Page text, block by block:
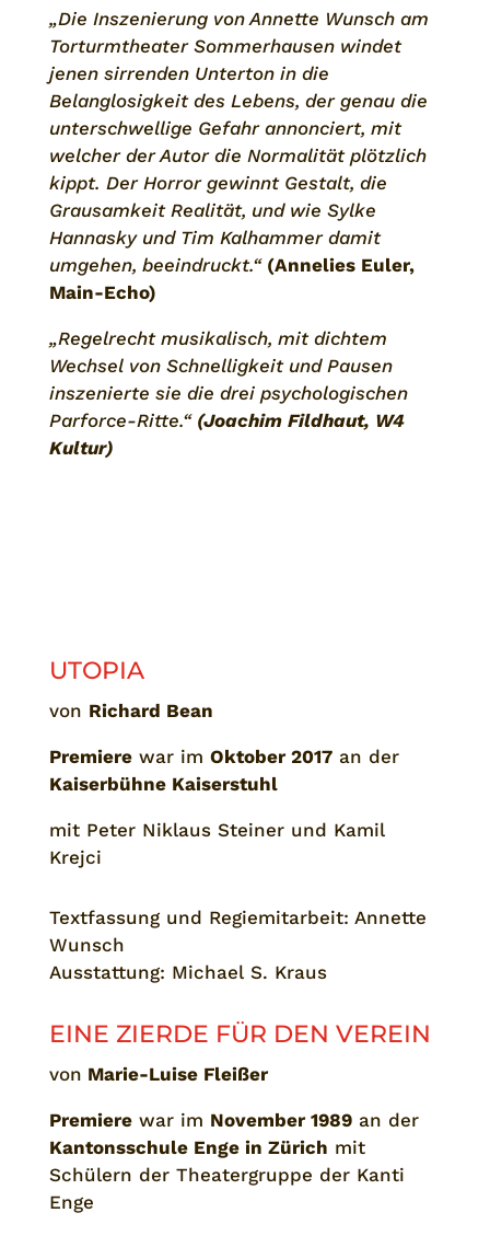
„Die Inszenierung von Annette Wunsch am
Torturmtheater Sommerhausen windet
jenen sirrenden Unterton in die
Belanglosigkeit des Lebens, der genau die
unterschwellige Gefahr annonciert, mit
welcher der Autor die Normalität plötzlich
kippt. Der Horror gewinnt Gestalt, die
Grausamkeit Realität, und wie Sylke
Hannasky und Tim Kalhammer damit
umgehen, beeindruckt.“ (Annelies Euler,
Main-Echo)
„Regelrecht musikalisch, mit dichtem
Wechsel von Schnelligkeit und Pausen
inszenierte sie die drei psychologischen
Parforce-Ritte.“ (Joachim Fildhaut, W4
Kultur)
UTOPIA
von Richard Bean
Premierewar im Oktober 2017an der
Kaiserbühne Kaiserstuhl
mit Peter Niklaus Steiner und Kamil
Krejci
Textfassung und Regiemitarbeit: Annette
Wunsch
Ausstattung: Michael S. Kraus
EINE ZIERDE FÜR DEN VEREIN
von Marie-Luise Fleißer
Premierewar im November 1989an der
Kantonsschule Enge in Zürich mit
Schülern der Theatergruppe der Kanti
Enge